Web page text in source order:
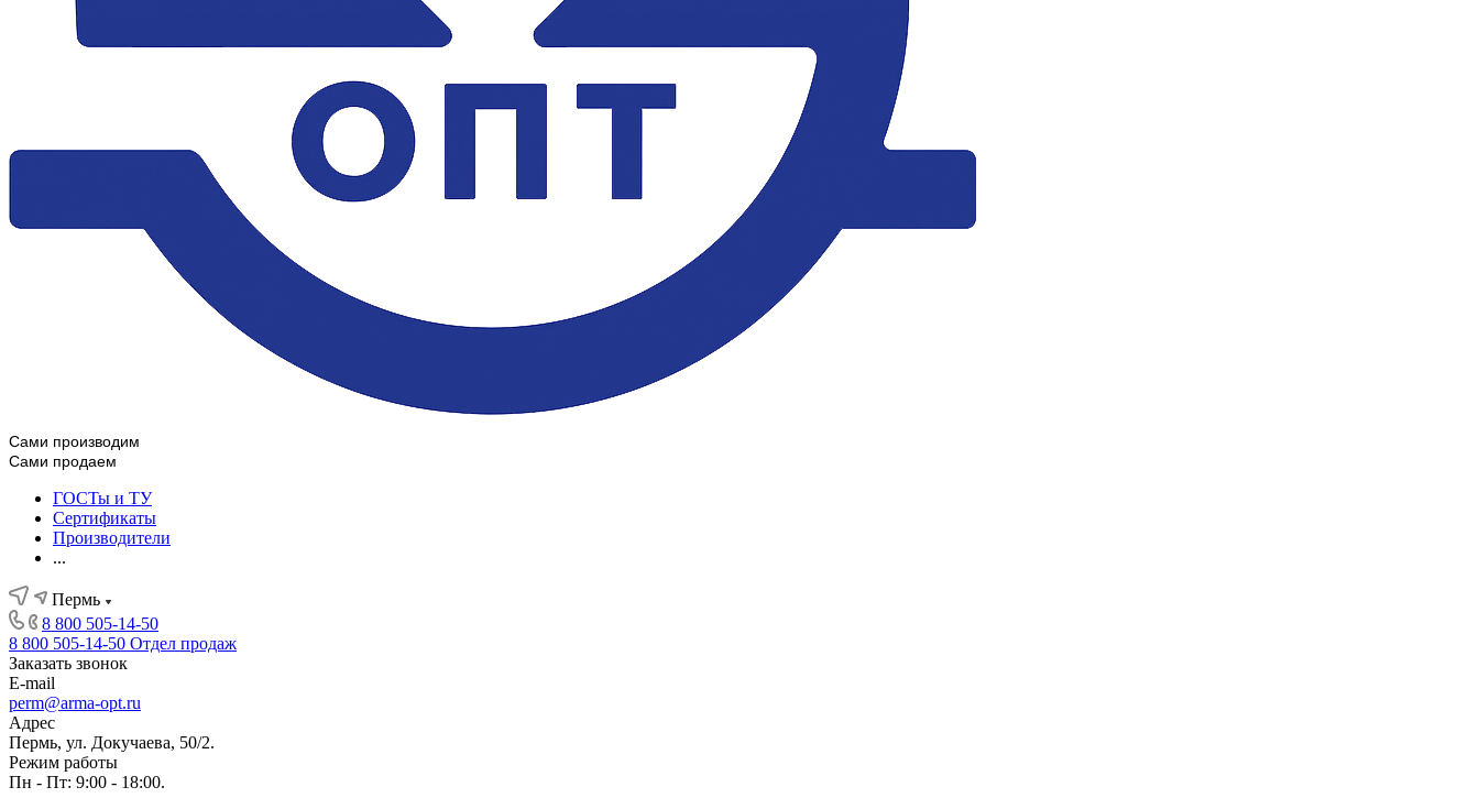
Сами производим
Сами продаем
ГОСТы и ТУ
Сертификаты
Производители
...
Пермь
8 800 505-14-50
8 800 505-14-50 Отдел продаж
Заказать звонок
E-mail
perm@arma-opt.ru
Адрес
Пермь, ул. Докучаева, 50/2.
Режим работы
Пн - Пт: 9:00 - 18:00.